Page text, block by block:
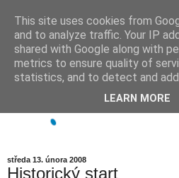
středa 13. února 2008
Historický start
This site uses cookies from
and to analyze traffic. Your IP
shared with Google along with
metrics to ensure quality of
statistics, and to detect and
LEARN MORE